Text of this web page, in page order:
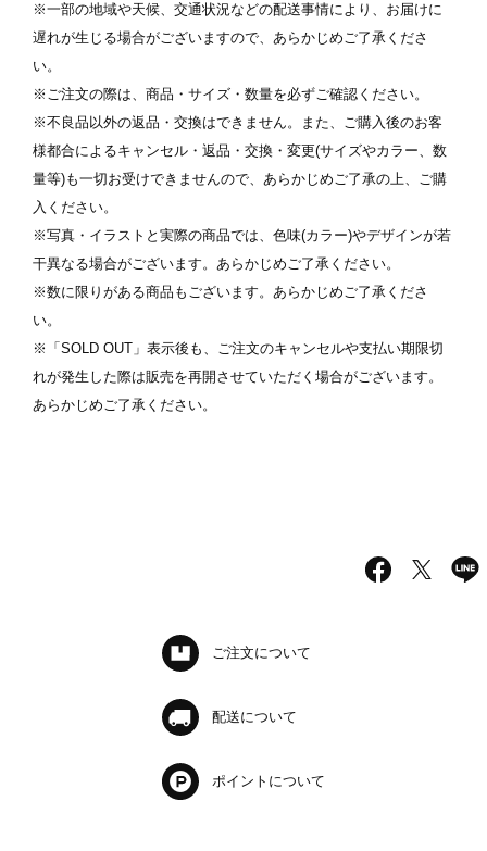
※一部の地域や天候、交通状況などの配送事情により、お届けに
遅れが生じる場合がございますので、あらかじめご了承くださ
い。
※ご注文の際は、商品・サイズ・数量を必ずご確認ください。
※不良品以外の返品・交換はできません。また、ご購入後のお客
様都合によるキャンセル・返品・交換・変更(サイズやカラー、数
量等)も一切お受けできませんので、あらかじめご了承の上、ご購
入ください。
※写真・イラストと実際の商品では、色味(カラー)やデザインが若
干異なる場合がございます。あらかじめご了承ください。
※数に限りがある商品もございます。あらかじめご了承くださ
い。
※「SOLD OUT」表示後も、ご注文のキャンセルや支払い期限切
れが発生した際は販売を再開させていただく場合がございます。
あらかじめご了承ください。
ご注文について
配送について
ポイントについて